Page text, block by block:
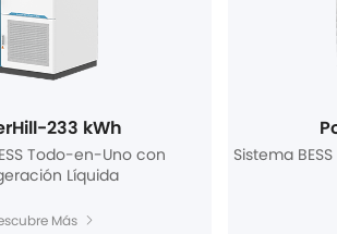
233 kWh
Todo-en-Uno con
Líquida
Más
Sistema